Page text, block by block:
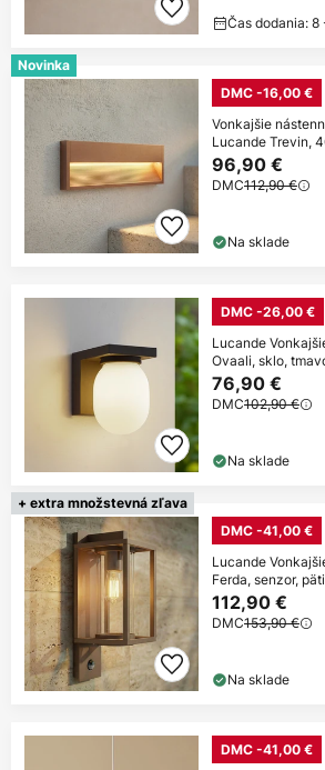
Čas dodania: 8
Novinka
DMC -16,00 €
Vonkajšie
Lucande Trevin,
96,90 €
DMC112,90 €
Na sklade
DMC -26,00 €
Lucande
Ovaali, sklo,
76,90 €
DMC102,90 €
Na sklade
+ extra množstevná zľava
DMC -41,00 €
Lucande
Ferda, senzor,
112,90 €
DMC153,90 €
Na sklade
DMC -41,00 €